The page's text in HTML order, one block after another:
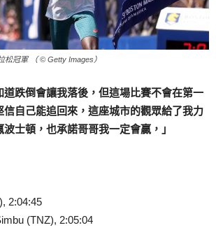
松冠軍 （ © Getty Images）
道跌倒會讓我落後，但這場比賽不會在第一
信自己能追回來，這座城市的觀眾給了我力
士頓，也承諾哥哥我一定會贏，」
2:04:45
(TNZ), 2:05:04